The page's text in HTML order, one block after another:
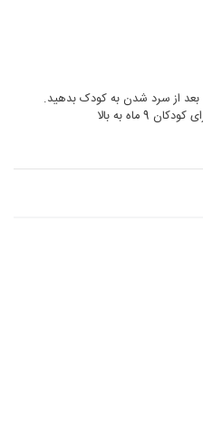
و بعد از سرد شدن به کودک بدهید.
ماه به بالا